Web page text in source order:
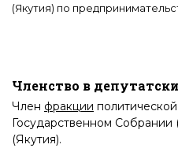
(Якутия) по
Членство в
Член фракции
Государственном
(Якутия).